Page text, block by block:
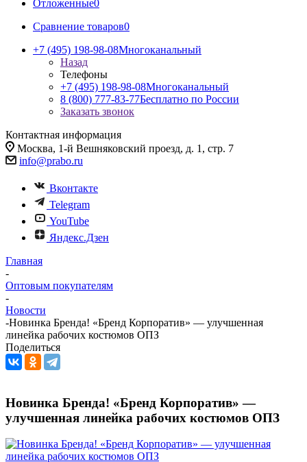
Отложенные0
Сравнение товаров0
+7 (495) 198-98-08Многоканальный
Назад
Телефоны
+7 (495) 198-98-08Многоканальный
8 (800) 777-83-77Бесплатно по России
Заказать звонок
Контактная информация
Москва, 1-й Вешняковский проезд, д. 1, стр. 7
info@prabo.ru
Вконтакте
Telegram
YouTube
Яндекс.Дзен
Главная
-
Оптовым покупателям
-
Новости
-Новинка Бренда! «Бренд Корпоратив» — улучшенная
линейка рабочих костюмов ОПЗ
Поделиться
Новинка Бренда! «Бренд Корпоратив» —
улучшенная линейка рабочих костюмов ОПЗ